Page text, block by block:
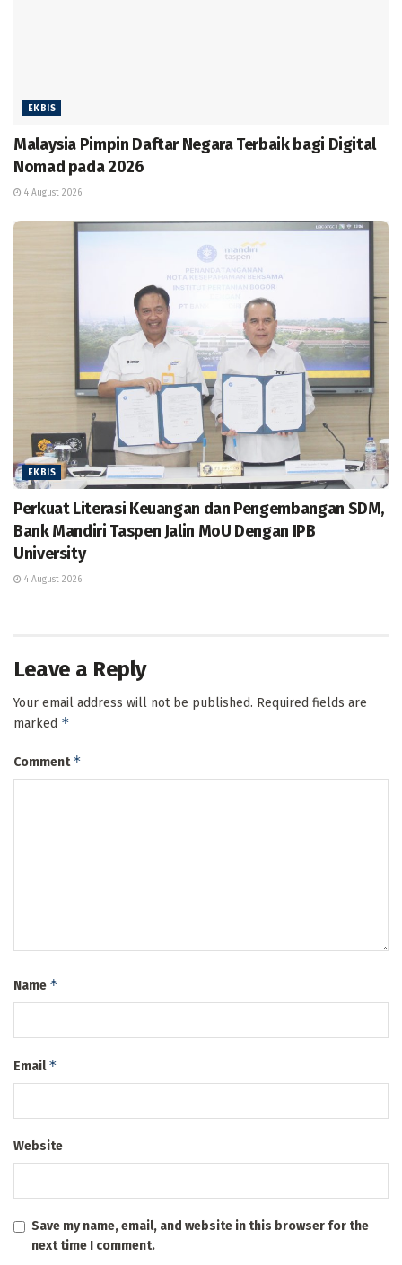
EKBIS
Malaysia Pimpin Daftar Negara Terbaik bagi Digital
Nomad pada 2026
4 August 2026
EKBIS
Perkuat Literasi Keuangan dan Pengembangan SDM,
Bank Mandiri Taspen Jalin MoU Dengan IPB
University
4 August 2026
Leave a Reply
Your email address will not be published. Required fields are
marked *
Comment*
Name *
Email*
Website
Save my name, email, and website in this browser for the
next time I comment.